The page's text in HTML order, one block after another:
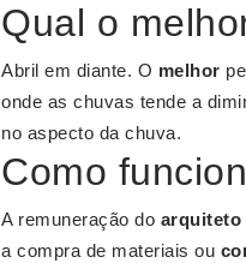
Qual o
Abril em diante. O melhor
onde as chuvas tende a
no aspecto da chuva.
Como
A remuneração do arquiteto
a compra de materiais ou